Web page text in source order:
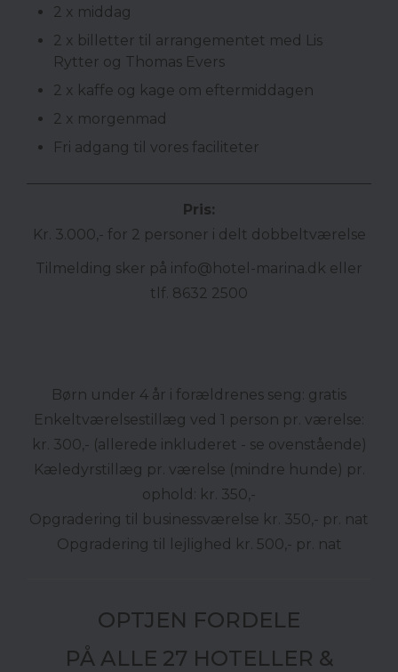
2 x middag
2 x billetter til arrangementet med Lis
Rytter og Thomas Evers
2 x kaffe og kage om eftermiddagen
2 x morgenmad
Fri adgang til vores faciliteter
Pris:
Kr. 3.000,- for 2 personer i delt dobbeltværelse
Tilmelding sker på info@ hotel-marina.dk eller
tlf. 8632 2500
Børn under 4 år i forældrenes seng: gratis
Enkeltværelsestillæg ved 1 person pr. værelse:
kr. 300,- (allerede inkluderet - se ovenstående)
Kæledyrstillæg pr. værelse (mindre hunde) pr.
ophold: kr. 350,-
Opgradering til businessværelse kr. 350,- pr. nat
Opgradering til lejlighed kr. 500,- pr. nat
OPTJEN FORDELE
PÅ ALLE 27 HOTELLER &